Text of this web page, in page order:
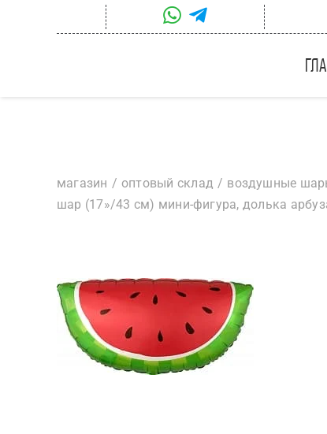
магазин оптовый склад воздушные
шар (17»/43 см) мини-фигура, долька